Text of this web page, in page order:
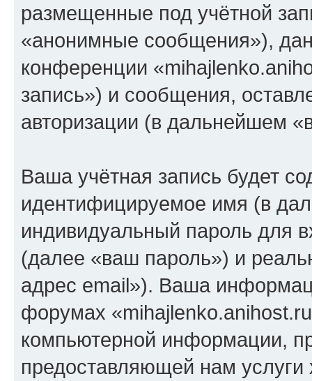
размещенные под учётной
«анонимные сообщения»),
конференции
запись») и сообщения,
авторизации (в дальнейшем
Ваша учётная запись будет
идентифицируемое имя (в
индивидуальный пароль для
(далее «ваш пароль») и
адрес email»). Ваша
форумах
компьютерной информации,
предоставляющей нам